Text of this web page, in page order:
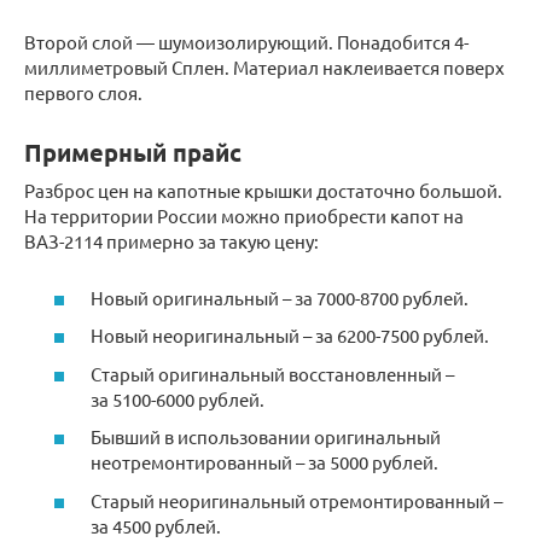
Второй слой — шумоизолирующий. Понадобится 4-
миллиметровый Сплен. Материал наклеивается поверх
первого слоя.
Примерный прайс
Разброс цен на капотные крышки достаточно большой.
На территории России можно приобрести капот на
ВАЗ-2114 примерно за такую цену:
Новый оригинальный – за 7000-8700 рублей.
Новый неоригинальный – за 6200-7500 рублей.
Старый оригинальный восстановленный –
за 5100-6000 рублей.
Бывший в использовании оригинальный
неотремонтированный – за 5000 рублей.
Старый неоригинальный отремонтированный –
за 4500 рублей.